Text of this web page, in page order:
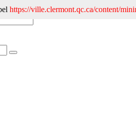
https://ville.clermont.qc.ca/content/